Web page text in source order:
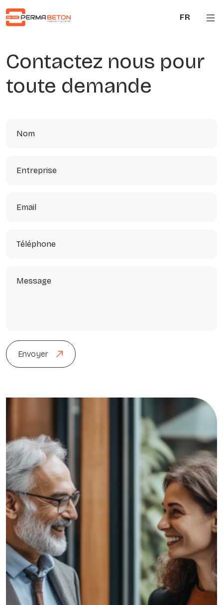
FR
Contactez nous pour
toute demande
Envoyer
Envoyer